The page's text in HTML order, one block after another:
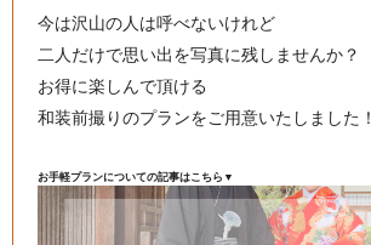
今は沢山の人は呼べないけれど
二人だけで思い出を写真に残しませんか？
お得に楽しんで頂ける
和装前撮りのプランをご用意いたしました！
お手軽プランについての記事はこちら▼